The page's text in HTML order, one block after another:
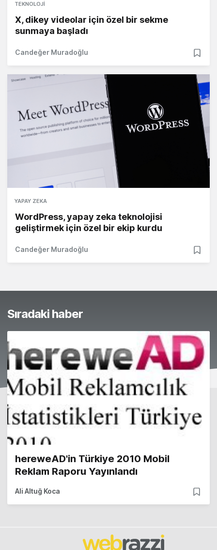
TEKNOLOJI
X, dikey videolar için özel bir sekme
sunmaya başladı
Candeğer Muradoğlu
YAPAY ZEKA
WordPress, yapay zeka teknolojisi
geliştirmek için özel bir ekip kurdu
Candeğer Muradoğlu
Sıradaki haber
hereweAD'in Türkiye 2010 Mobil
Reklam Raporu Yayınlandı
Ali Altuğ Koca